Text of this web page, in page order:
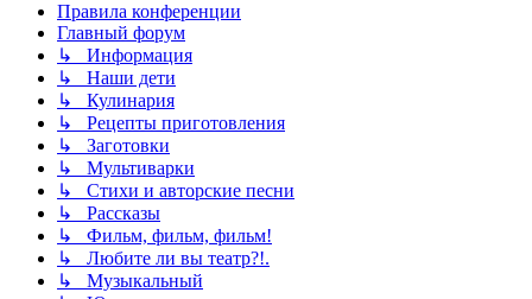
Правила конференции
Главный форум
↳ Информация
↳ Наши дети
↳ Кулинария
↳ Рецепты приготовления
↳ Заготовки
↳ Мультиварки
↳ Стихи и авторские песни
↳ Рассказы
↳ Фильм, фильм, фильм!
↳ Любите ли вы театр?!.
↳ Музыкальный